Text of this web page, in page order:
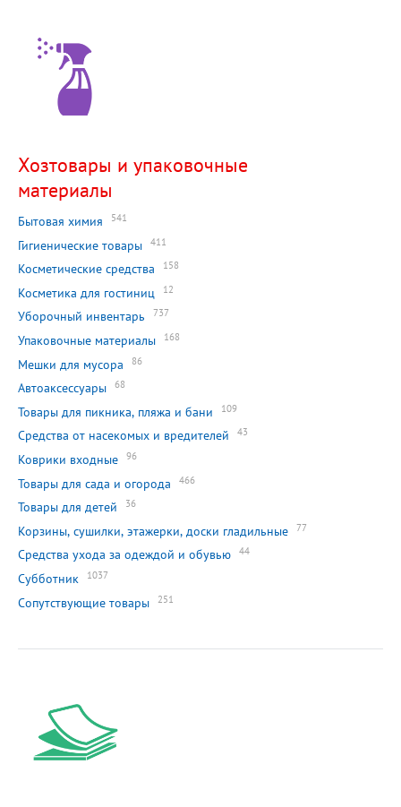
Хозтовары и упаковочные
материалы
Бытовая химия 541
Гигиенические товары 411
Косметические средства 158
Косметика для гостиниц 12
Уборочный инвентарь 737
Упаковочные материалы 168
Мешки для мусора 86
Автоаксессуары 68
Товары для пикника, пляжа и бани 109
Средства от насекомых и вредителей 43
Коврики входные 96
Товары для сада и огорода 466
Товары для детей 36
Корзины, сушилки, этажерки, доски гладильные 77
Средства ухода за одеждой и обувью 44
Субботник 1037
Сопутствующие товары 251